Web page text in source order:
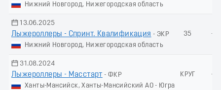
Нижний Новгород, Нижегородская область
13.06.2025
Лыжероллеры - Спринт. Квалификация - ЭКР
Нижний Новгород, Нижегородская область
35 -
31.08.2024
Лыжероллеры - Масстарт - ФКР
Ханты-Мансийск, Ханты-Мансийский АО - Югра
КРУГ -